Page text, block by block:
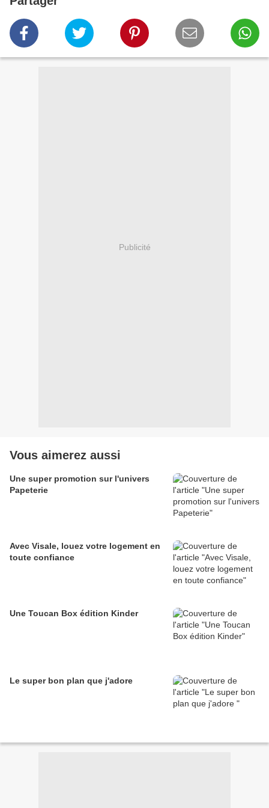
Publicité
Vous aimerez aussi
Une super promotion sur l'univers
Papeterie
Avec Visale, louez votre logement en
toute confiance
Une Toucan Box édition Kinder
Le super bon plan que j'adore